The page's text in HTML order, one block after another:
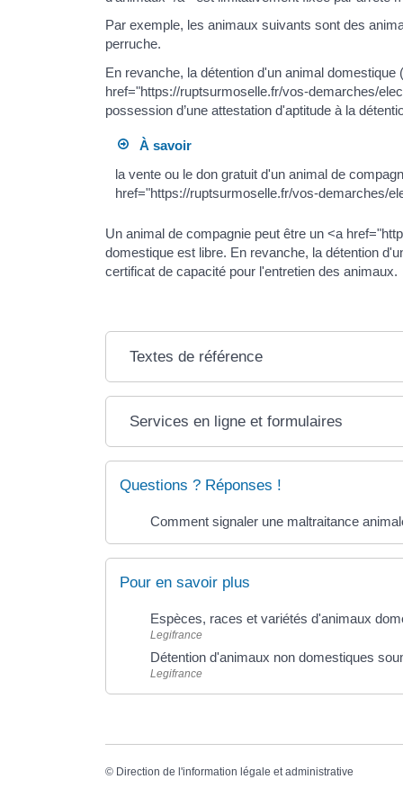
Par exemple, les animaux suivants sont des
perruche.
En revanche, la détention d'un animal
href="https://ruptsurmoselle.fr/vos-demarches/
possession d’une attestation d'aptitude à la
À savoir
la vente ou le don gratuit d'un animal de
href="https://ruptsurmoselle.fr/vos-demarches/
Un animal de compagnie peut être un <a
domestique est libre. En revanche, la détention
certificat de capacité pour l'entretien des animaux.
Textes de référence
Services en ligne et formulaires
Questions ? Réponses !
Comment signaler une maltraitance
Pour en savoir plus
Espèces, races et variétés d'animaux
Legifrance
Détention d'animaux non domestiques
Legifrance
© Direction de l'information légale et administrative